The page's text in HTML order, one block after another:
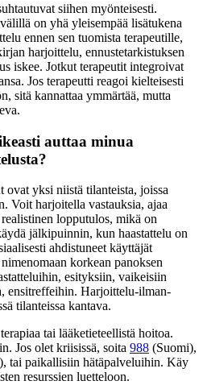
siihen myönteisesti.
on yhä yleisempää lisätukena
ennen sen tuomista terapeutille,
harjoittelu, ennustetarkistuksen
iskee. Jotkut terapeutit integroivat
Jos terapeutti reagoi kielteisesti
sitä kannattaa ymmärtää, mutta
auttaa minua
yksi niistä tilanteista, joissa
Voit harjoitella vastauksia, ajaa
lopputulos, mikä on
jälkipuinnin, kun haastattelu on
ahdistuneet käyttäjät
korkean panoksen
esityksiin, vaikeisiin
ensitreffeihin. Harjoittelu-ilman-
tilanteissa kantava.
tai lääketieteellistä hoitoa.
Jos olet kriisissä, soita 988 (Suomi),
tai paikallisiin hätäpalveluihin. Käy
resurssien luetteloon.